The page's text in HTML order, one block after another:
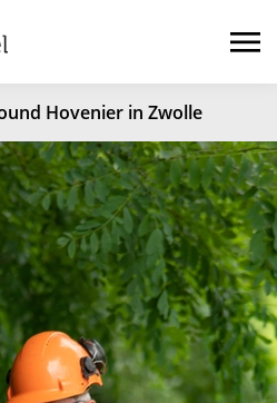
Hovenier in Zwolle